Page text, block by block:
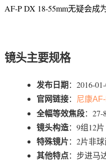
AF-P DX 18-55mm无疑会成
镜头主要规格
发布日期：2016-
官网链接： 尼康
全幅等效焦段：27-
镜头构造：9组12片
特殊镜片：2片非
其他特点：步进马